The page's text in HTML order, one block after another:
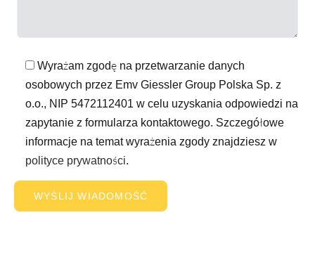
Wyrażam zgodę na przetwarzanie danych
osobowych przez Emv Giessler Group Polska Sp. z
o.o., NIP 5472112401 w celu uzyskania odpowiedzi na
zapytanie z formularza kontaktowego. Szczegółowe
informacje na temat wyrażenia zgody znajdziesz w
polityce prywatności.